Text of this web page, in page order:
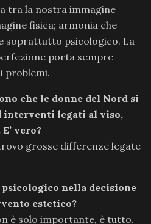
tra la nostra immagine
fisica; armonia che
soprattutto psicologico. La
porta sempre
problemi.
che le donne del Nord si
interventi legati al viso,
vero?
grosse differenze legate
psicologico nella decisione
estetico?
è solo importante, è tutto.